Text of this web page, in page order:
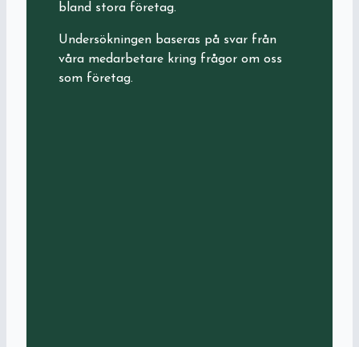
bland stora företag.
Undersökningen baseras på svar från
våra medarbetare kring frågor om oss
som företag.